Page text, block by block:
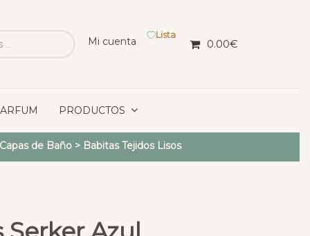
Mi cuenta
Lista
0.00€
PRODUCTOS
de Baño> Babitas Tejidos Lisos